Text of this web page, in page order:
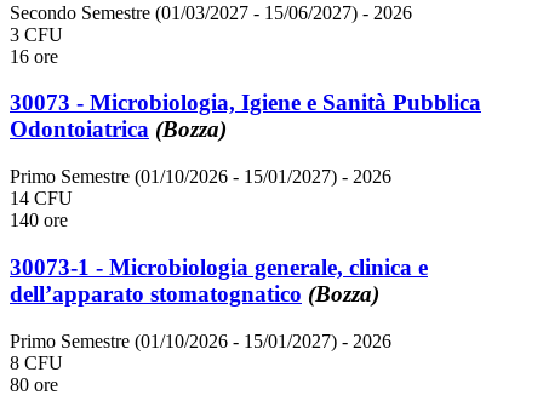
Secondo Semestre (01/03/2027 - 15/06/2027) - 2026
3 CFU
16 ore
30073 - Microbiologia, Igiene e Sanità Pubblica
Odontoiatrica (Bozza)
Primo Semestre (01/10/2026 - 15/01/2027) - 2026
14 CFU
140 ore
30073-1 - Microbiologia generale, clinica e
dell’apparato stomatognatico (Bozza)
Primo Semestre (01/10/2026 - 15/01/2027) - 2026
8 CFU
80 ore